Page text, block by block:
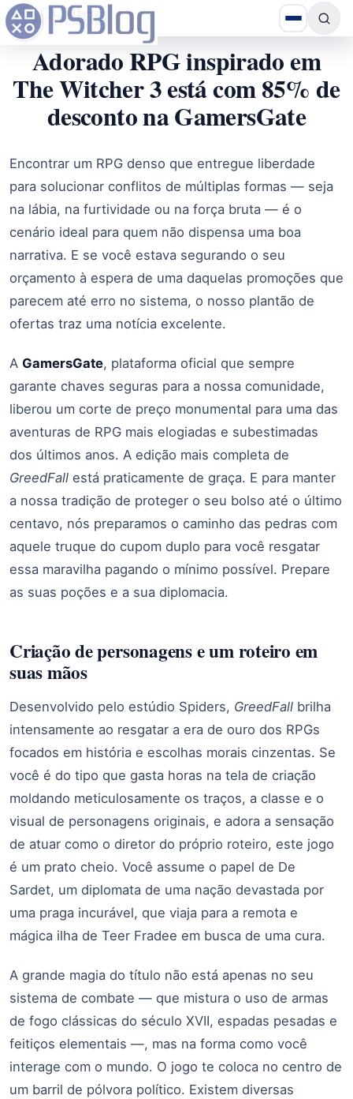
Adorado RPG inspirado em
The Witcher 3 está com 85% de
desconto na GamersGate
Encontrar um RPG denso que entregue liberdade
para solucionar conflitos de múltiplas formas — seja
na lábia, na furtividade ou na força bruta — é o
cenário ideal para quem não dispensa uma boa
narrativa. E se você estava segurando o seu
orçamento à espera de uma daquelas promoções que
parecem até erro no sistema, o nosso plantão de
ofertas traz uma notícia excelente.
A GamersGate, plataforma oficial que sempre
garante chaves seguras para a nossa comunidade,
liberou um corte de preço monumental para uma das
aventuras de RPG mais elogiadas e subestimadas
dos últimos anos. A edição mais completa de
GreedFall está praticamente de graça. E para manter
a nossa tradição de proteger o seu bolso até o último
centavo, nós preparamos o caminho das pedras com
aquele truque do cupom duplo para você resgatar
essa maravilha pagando o mínimo possível. Prepare
as suas poções e a sua diplomacia.
Criação de personagens e um roteiro em
suas mãos
Desenvolvido pelo estúdio Spiders, GreedFall brilha
intensamente ao resgatar a era de ouro dos RPGs
focados em história e escolhas morais cinzentas. Se
você é do tipo que gasta horas na tela de criação
moldando meticulosamente os traços, a classe e o
visual de personagens originais, e adora a sensação
de atuar como o diretor do próprio roteiro, este jogo
é um prato cheio. Você assume o papel de De
Sardet, um diplomata de uma nação devastada por
uma praga incurável, que viaja para a remota e
mágica ilha de Teer Fradee em busca de uma cura.
A grande magia do título não está apenas no seu
sistema de combate — que mistura o uso de armas
de fogo clássicas do século XVII, espadas pesadas e
feitiços elementais —, mas na forma como você
interage com o mundo. O jogo te coloca no centro de
um barril de pólvora político. Existem diversas